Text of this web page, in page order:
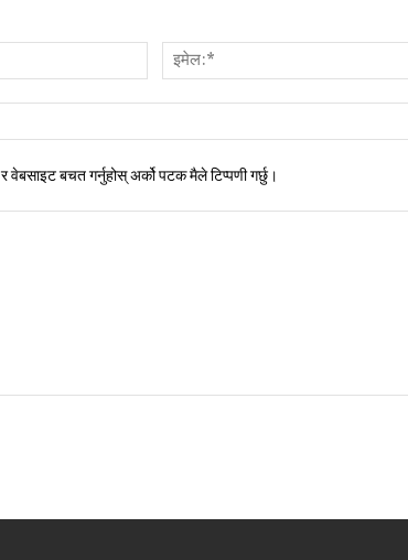
नाम:*
वेबसाइट बचत गर्नुहोस् अर्को पटक मैले टिप्पणी गर्छु।